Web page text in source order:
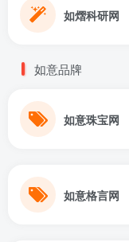
如熠科研网
如意品牌
如意珠宝网
如意格言网